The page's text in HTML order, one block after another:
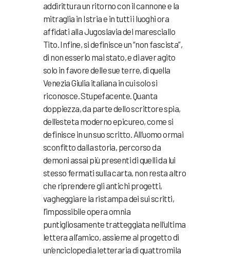
addirittura un ritorno con il cannone e la
mitraglia in Istria e in tutti i luoghi ora
affidati alla Jugoslavia del maresciallo
Tito. Infine, si definisce un “non fascista”,
di non esserlo mai stato, e di aver agito
solo in favore delle sue terre, di quella
Venezia Giulia italiana in cui solo si
riconosce. Stupefacente. Quanta
doppiezza, da parte dello scrittore spia,
dell’esteta moderno epicureo, come si
definisce in un suo scritto. All’uomo ormai
sconfitto dalla storia, percorso da
demoni assai più presenti di quelli da lui
stesso fermati sulla carta, non resta altro
che riprendere gli antichi progetti,
vagheggiare la ristampa dei sui scritti,
l’impossibile opera omnia
puntigliosamente tratteggiata nell’ultima
lettera all’amico, assieme al progetto di
un’enciclopedia letteraria di quattromila